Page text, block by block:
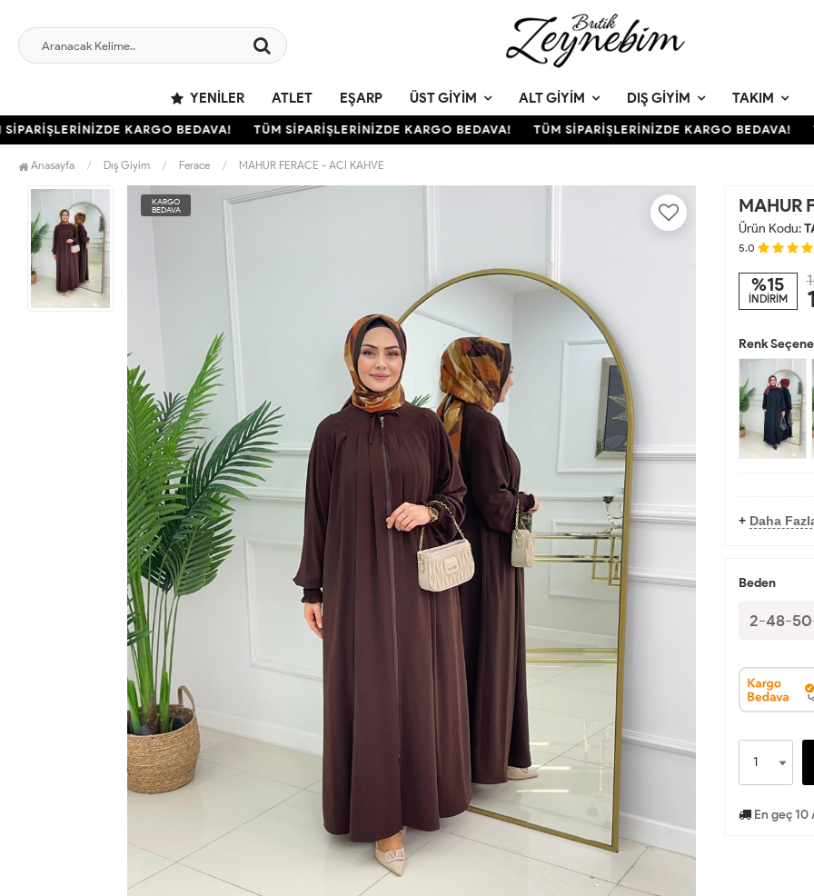
YENILER ATLET EŞARP ÜST GIYIM ALT GIYIM DIŞ GIYIM TAKIM
KARGO BEDAVA! TÜM SİPARİŞLERİNİZDE KARGO BEDAVA! TÜM SİPARİŞLERİNİZDE KARGO BEDAVA!
Anasayfa Dış Giyim Ferace MAHUR FERACE - ACI KAHVE
KARGO
BEDAVA
MAHUR
Ürün Kodu:
5.0
%15
İNDİRİM
Renk
+ Daha
Beden
2-48-
En geç 10